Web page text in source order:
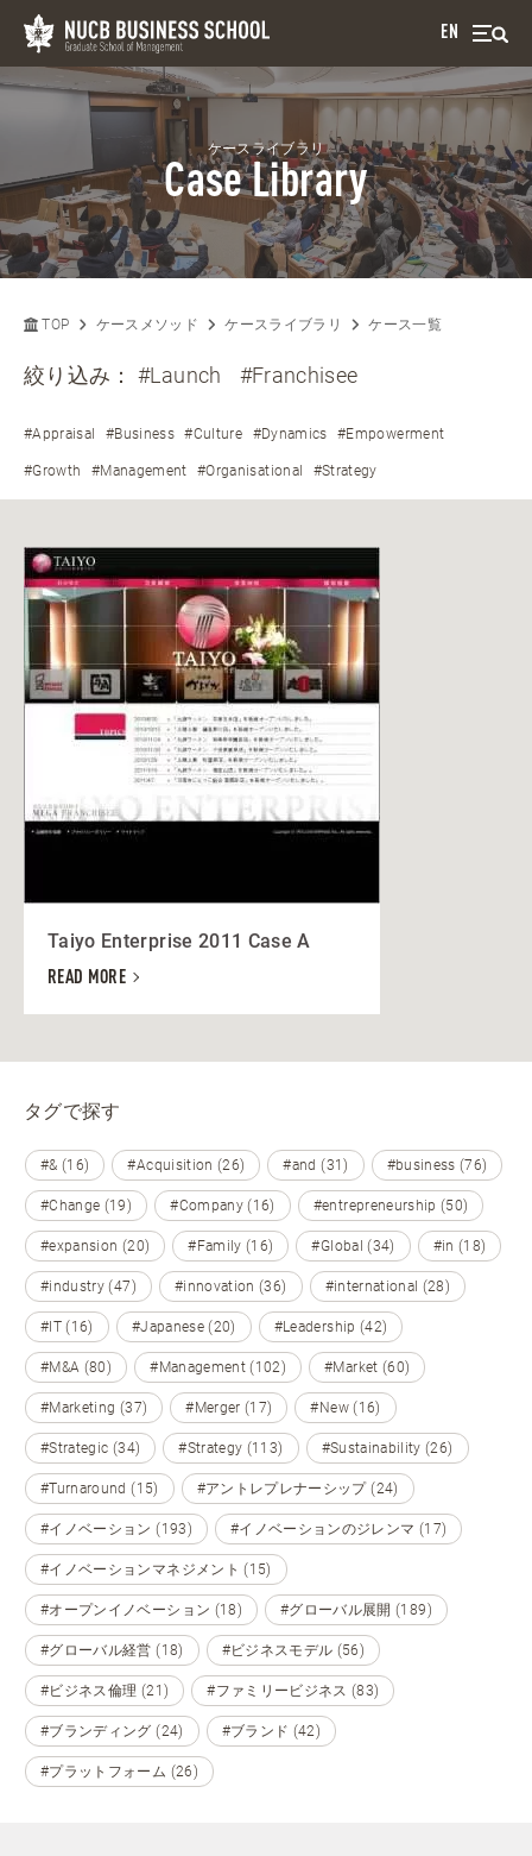
EN
ケースライブラリ
Case Library
TOP ケースメソッド ケースライブラリ ケース一覧
絞り込み：#Launch #Franchisee
#Appraisal #Business #Culture #Dynamics #Empowerment
#Growth #Management #Organisational #Strategy
Taiyo Enterprise 2011 Case A
READ MORE
タグで探す
#& (16) #Acquisition (26) #and (31) #business (76)
#Change (19) #Company (16) #entrepreneurship (50)
#expansion (20) #Family (16) #Global (34) #in (18)
#industry (47) #innovation (36) #international (28)
#IT (16) #Japanese (20) #Leadership (42)
#M&A (80) #Management (102) #Market (60)
#Marketing (37) #Merger (17) #New (16)
#Strategic (34) #Strategy (113) #Sustainability (26)
#Turnaround (15) #アントレプレナーシップ (24)
#イノベーション (193) #イノベーションのジレンマ (17)
#イノベーションマネジメント (15)
#オープンイノベーション (18) #グローバル展開 (189)
#グローバル経営 (18) #ビジネスモデル (56)
#ビジネス倫理 (21) #ファミリービジネス (83)
#ブランディング (24) #ブランド (42)
#プラットフォーム (26)